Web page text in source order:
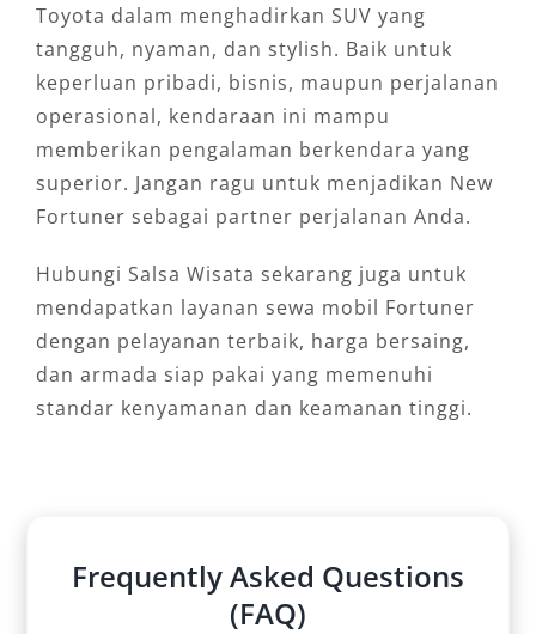
Toyota dalam menghadirkan SUV yang
tangguh, nyaman, dan stylish. Baik untuk
keperluan pribadi, bisnis, maupun perjalanan
operasional, kendaraan ini mampu
memberikan pengalaman berkendara yang
superior. Jangan ragu untuk menjadikan New
Fortuner sebagai partner perjalanan Anda.
Hubungi Salsa Wisata sekarang juga untuk
mendapatkan layanan sewa mobil Fortuner
dengan pelayanan terbaik, harga bersaing,
dan armada siap pakai yang memenuhi
standar kenyamanan dan keamanan tinggi.
Frequently Asked Questions
(FAQ)